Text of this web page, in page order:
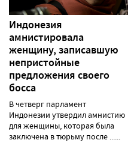
Индонезия
амнистировала
женщину, записавшую
непристойные
предложения своего
босса
В четверг парламент
Индонезии утвердил амнистию
для женщины, которая была
заключена в тюрьму после ......